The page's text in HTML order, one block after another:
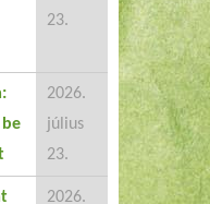
23.
2026.
július
23.
2026.